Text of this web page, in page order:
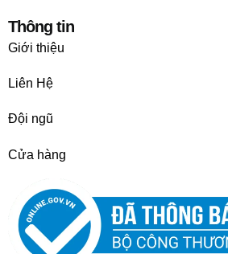
Thông tin
Giới thiệu
Liên Hệ
Đội ngũ
Cửa hàng